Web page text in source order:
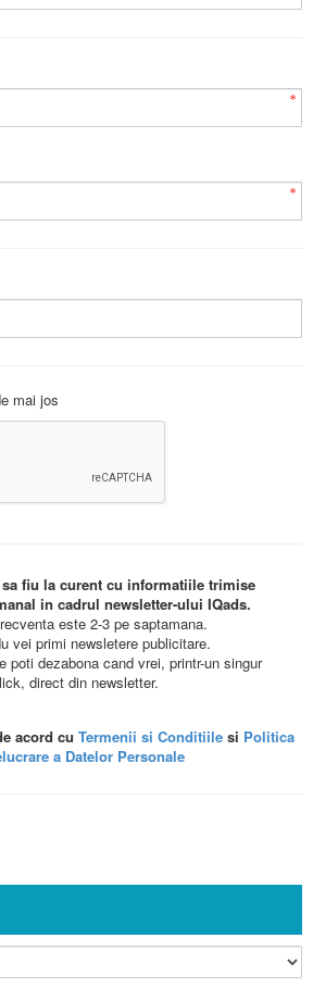
mai jos
sa fiu la curent cu informatiile trimise
in cadrul newsletter-ului IQads.
este 2-3 pe saptamana.
vei primi newsletere publicitare.
poti dezabona cand vrei, printr-un singur
direct din newsletter.
acord cu Termenii si Conditiile si Politica
a Datelor Personale